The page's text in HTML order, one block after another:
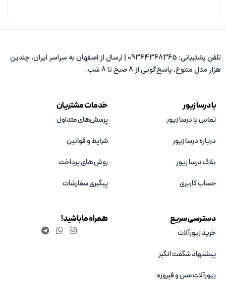
تلفن پشتیبانی: 09364368365 | ارسال از اصفهان به سراسر ایران، چندین
هزار مدل متنوع، پاسخ‌گویی از 8 صبح تا 8 شب.
با درسا زیور
تماس با درسا زیور
درباره درسا زیور
بلاگ درسا زیور
حساب کاربری
خدمات مشتریان
پرسش‌های متداول
شرایط و قوانین
روش های پرداخت
پیگیری سفارشات
دسترسی سریع
خرید زیورآلات
پیشنهاد شگفت انگیز
زیورآلات مس و فیروزه‌
همراه ما باشید!